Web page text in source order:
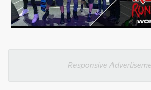
Responsive